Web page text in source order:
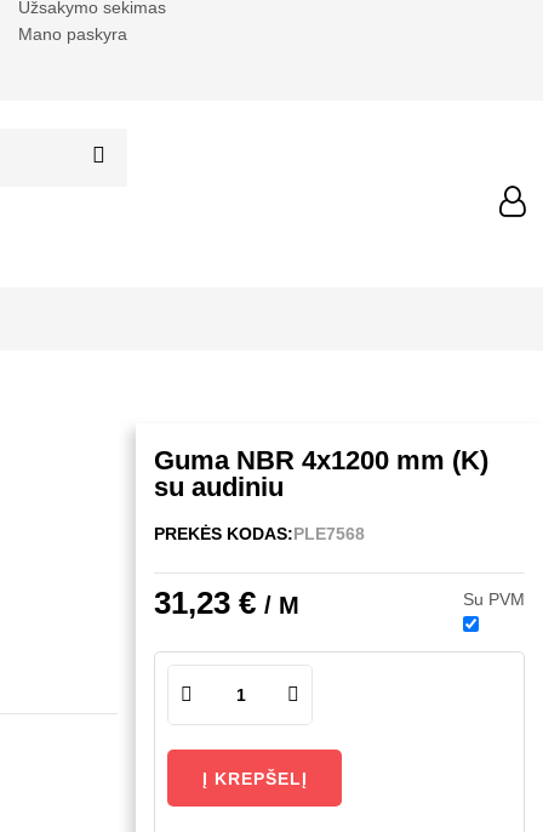
Užsakymo sekimas
Mano paskyra
Guma NBR 4x1200 mm (K)
su audiniu
PREKĖS KODAS:PLE7568
31,23 € / M Su PVM
Į KREPŠELĮ